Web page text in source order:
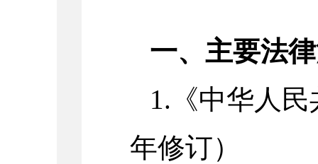
一、主要法
1. 《中华人
年修订）